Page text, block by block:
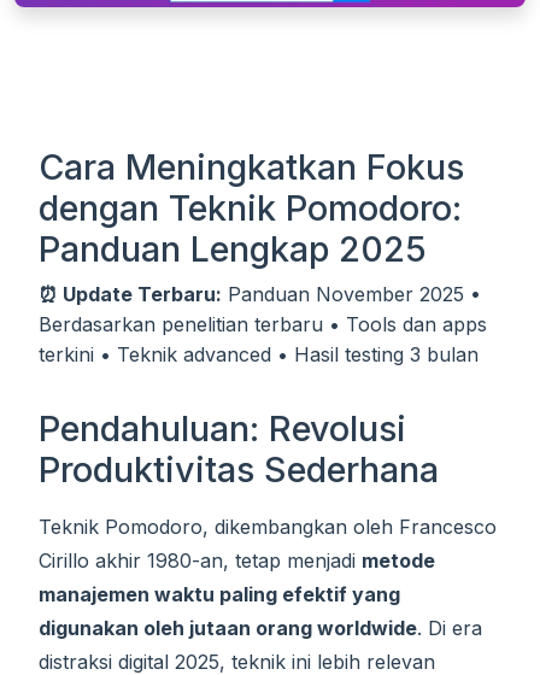
Cara Meningkatkan Fokus
dengan Teknik Pomodoro:
Panduan Lengkap 2025
⏰ Update Terbaru: Panduan November 2025 •
Berdasarkan penelitian terbaru • Tools dan apps
terkini • Teknik advanced • Hasil testing 3 bulan
Pendahuluan: Revolusi
Produktivitas Sederhana
Teknik Pomodoro, dikembangkan oleh Francesco
Cirillo akhir 1980-an, tetap menjadi metode
manajemen waktu paling efektif yang
digunakan oleh jutaan orang worldwide. Di era
distraksi digital 2025, teknik ini lebih relevan